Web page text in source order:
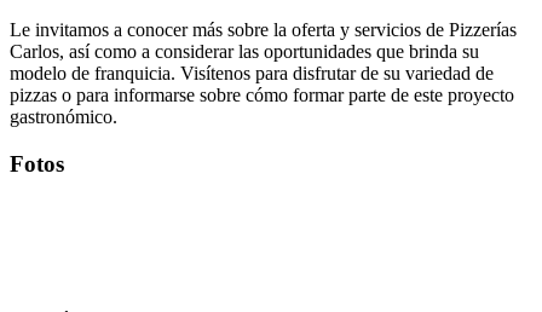
Le invitamos a conocer más sobre la oferta y servicios de Pizzerías
Carlos, así como a considerar las oportunidades que brinda su
modelo de franquicia. Visítenos para disfrutar de su variedad de
pizzas o para informarse sobre cómo formar parte de este proyecto
gastronómico.
Fotos